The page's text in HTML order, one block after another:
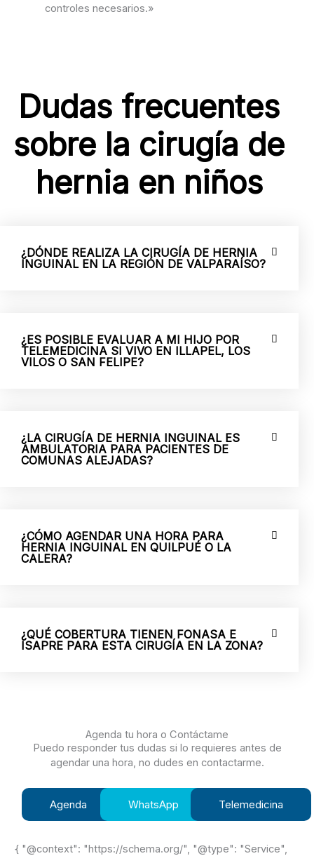
controles necesarios.»
Dudas frecuentes
sobre la cirugía de
hernia en niños
¿DÓNDE REALIZA LA CIRUGÍA DE HERNIA
INGUINAL EN LA REGIÓN DE VALPARAÍSO?
¿ES POSIBLE EVALUAR A MI HIJO POR
TELEMEDICINA SI VIVO EN ILLAPEL, LOS
VILOS O SAN FELIPE?
¿LA CIRUGÍA DE HERNIA INGUINAL ES
AMBULATORIA PARA PACIENTES DE
COMUNAS ALEJADAS?
¿CÓMO AGENDAR UNA HORA PARA
HERNIA INGUINAL EN QUILPUÉ O LA
CALERA?
¿QUÉ COBERTURA TIENEN FONASA E
ISAPRE PARA ESTA CIRUGÍA EN LA ZONA?
Agenda tu hora o Contáctame
Puedo responder tus dudas si lo requieres antes de
agendar una hora, no dudes en contactarme.
Agenda WhatsApp Telemedicina
{ "@context": "https://schema.org/", "@type": "Service",